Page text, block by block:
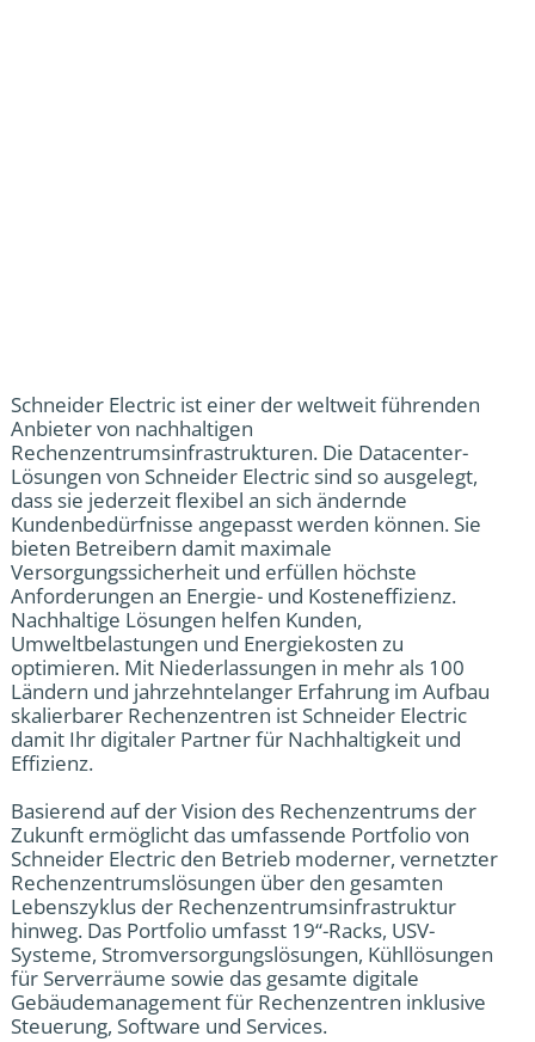
Schneider Electric ist einer der weltweit führenden
Anbieter von nachhaltigen
Rechenzentrumsinfrastrukturen. Die Datacenter-
Lösungen von Schneider Electric sind so ausgelegt,
dass sie jederzeit flexibel an sich ändernde
Kundenbedürfnisse angepasst werden können. Sie
bieten Betreibern damit maximale
Versorgungssicherheit und erfüllen höchste
Anforderungen an Energie- und Kosteneffizienz.
Nachhaltige Lösungen helfen Kunden,
Umweltbelastungen und Energiekosten zu
optimieren. Mit Niederlassungen in mehr als 100
Ländern und jahrzehntelanger Erfahrung im Aufbau
skalierbarer Rechenzentren ist Schneider Electric
damit Ihr digitaler Partner für Nachhaltigkeit und
Effizienz.
Basierend auf der Vision des Rechenzentrums der
Zukunft ermöglicht das umfassende Portfolio von
Schneider Electric den Betrieb moderner, vernetzter
Rechenzentrumslösungen über den gesamten
Lebenszyklus der Rechenzentrumsinfrastruktur
hinweg. Das Portfolio umfasst 19“-Racks, USV-
Systeme, Stromversorgungslösungen, Kühllösungen
für Serverräume sowie das gesamte digitale
Gebäudemanagement für Rechenzentren inklusive
Steuerung, Software und Services.